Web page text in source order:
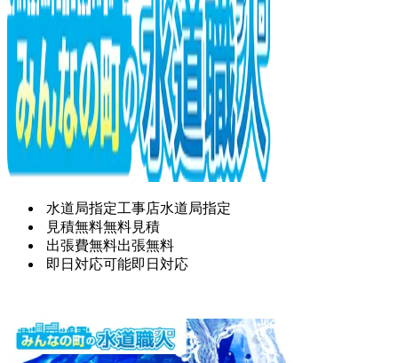
水道局指定工事店水道局指定
見積無料無料見積
出張費無料出張無料
即日対応可能即日対応